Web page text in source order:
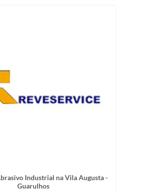
Industrial na Vila Augusta -
Guarulhos